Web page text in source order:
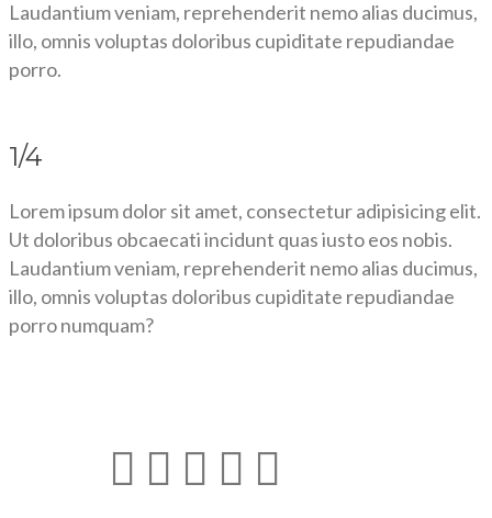
Laudantium veniam, reprehenderit nemo alias ducimus,
illo, omnis voluptas doloribus cupiditate repudiandae
porro.
1/4
Lorem ipsum dolor sit amet, consectetur adipisicing elit.
Ut doloribus obcaecati incidunt quas iusto eos nobis.
Laudantium veniam, reprehenderit nemo alias ducimus,
illo, omnis voluptas doloribus cupiditate repudiandae
porro numquam?